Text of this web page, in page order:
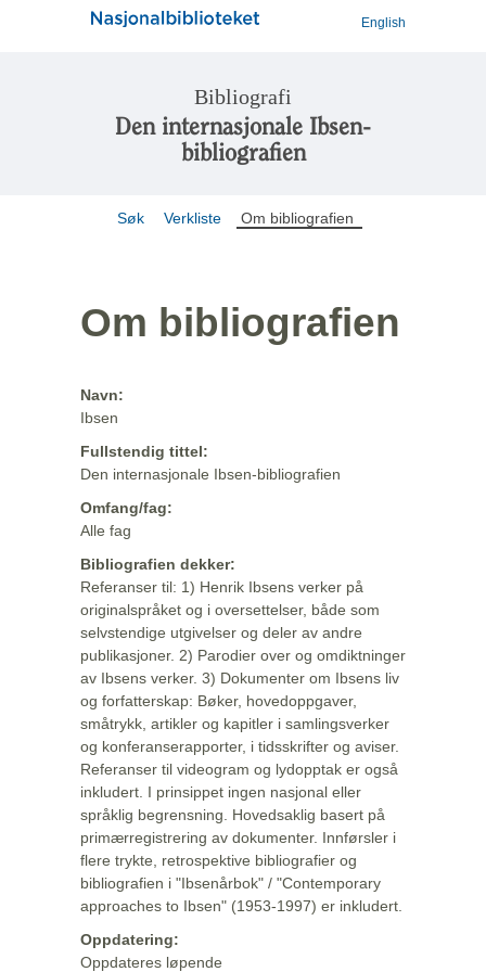
English
Bibliografi
Den internasjonale Ibsen-
bibliografien
Søk Verkliste Om bibliografien
Om bibliografien
Navn:
Ibsen
Fullstendig tittel:
Den internasjonale Ibsen-bibliografien
Omfang/fag:
Alle fag
Bibliografien dekker:
Referanser til: 1) Henrik Ibsens verker på
originalspråket og i oversettelser, både som
selvstendige utgivelser og deler av andre
publikasjoner. 2) Parodier over og omdiktninger
av Ibsens verker. 3) Dokumenter om Ibsens liv
og forfatterskap: Bøker, hovedoppgaver,
småtrykk, artikler og kapitler i samlingsverker
og konferanserapporter, i tidsskrifter og aviser.
Referanser til videogram og lydopptak er også
inkludert. I prinsippet ingen nasjonal eller
språklig begrensning. Hovedsaklig basert på
primærregistrering av dokumenter. Innførsler i
flere trykte, retrospektive bibliografier og
bibliografien i "Ibsenårbok" / "Contemporary
approaches to Ibsen" (1953-1997) er inkludert.
Oppdatering:
Oppdateres løpende